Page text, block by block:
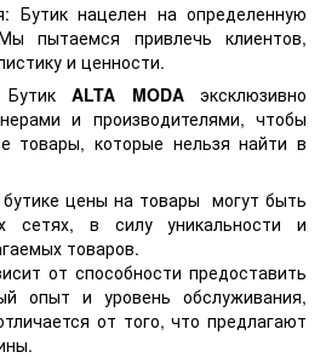
Бутик нацелен на определенную
пытаемся привлечь клиентов,
и ценности.
БутикALTA MODAэксклюзивно
и производителями, чтобы
товары, которые нельзя найти в
цены на товары могут быть
в силу уникальности и
товаров.
от способности предоставить
опыт и уровень обслуживания,
от того, что предлагают